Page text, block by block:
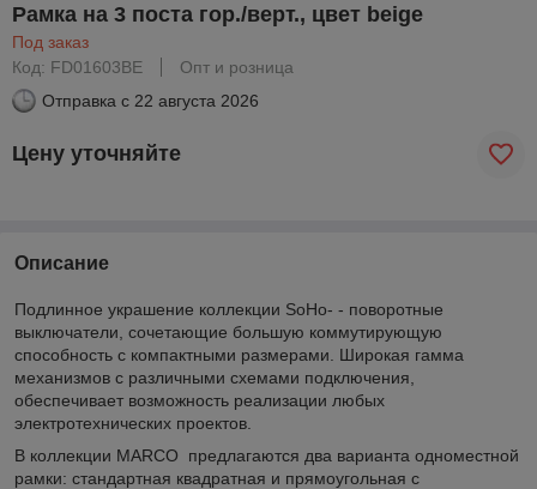
Рамка на 3 поста гор./верт., цвет beige
Под заказ
Код: FD01603BE
Опт и розница
Отправка с 22 августа 2026
Цену уточняйте
Описание
Подлинное украшение коллекции SoHo- - поворотные
выключатели, сочетающие большую коммутирующую
способность с компактными размерами. Широкая гамма
механизмов с различными схемами подключения,
обеспечивает возможность реализации любых
электротехнических проектов.
В коллекции MARCO предлагаются два варианта одноместной
рамки: стандартная квадратная и прямоугольная с